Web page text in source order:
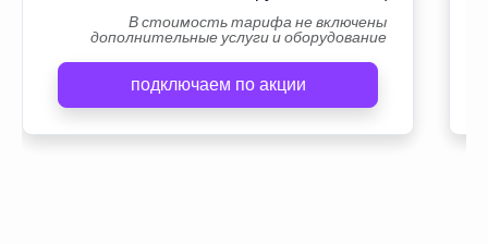
В стоимость тарифа не включены
дополнительные услуги и оборудование
подключаем по акции